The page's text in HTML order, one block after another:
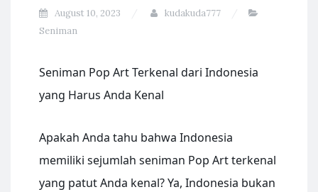
August 10, 2023
kudakuda777
Seniman
Seniman Pop Art Terkenal dari Indonesia
yang Harus Anda Kenal
Apakah Anda tahu bahwa Indonesia
memiliki sejumlah seniman Pop Art terkenal
yang patut Anda kenal? Ya, Indonesia bukan